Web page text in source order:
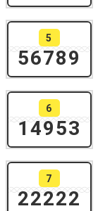
5
56789
6
14953
7
22222